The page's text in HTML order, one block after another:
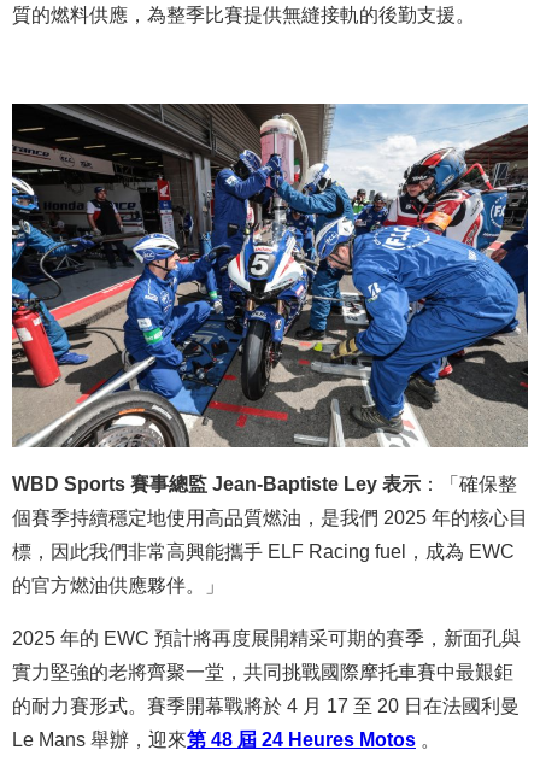
質的燃料供應，為整季比賽提供無縫接軌的後勤支援。
WBD Sports 賽事總監 Jean-Baptiste Ley 表示 ：「確保整
個賽季持續穩定地使用高品質燃油，是我們 2025 年的核心目
標，因此我們非常高興能攜手 ELF Racing fuel，成為 EWC
的官方燃油供應夥伴。」
2025 年的 EWC 預計將再度展開精采可期的賽季，新面孔與
實力堅強的老將齊聚一堂，共同挑戰國際摩托車賽中最艱鉅
的耐力賽形式。賽季開幕戰將於 4 月 17 至 20 日在法國利曼
Le Mans 舉辦，迎來第 48 屆 24 Heures Motos